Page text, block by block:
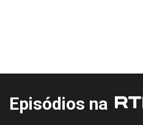
Episódios na